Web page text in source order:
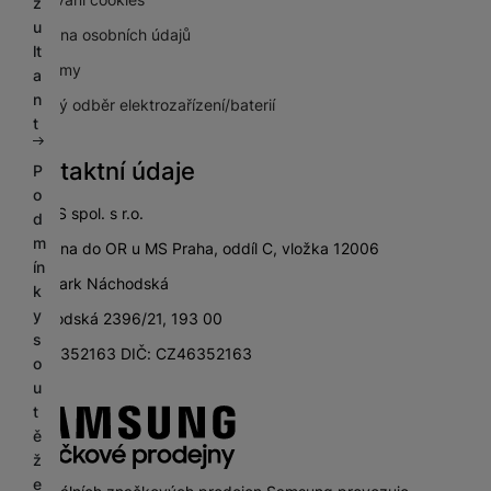
u
lt
a
n
t
P
o
d
m
ín
k
y
s
o
u
t
ě
ž
e
Ochrana osobních údajů
Pro firmy
Zpětný odběr elektrozařízení/baterií
Kontaktní údaje
SETOS spol. s r.o.
zapsána do OR u MS Praha, oddíl C, vložka 12006
City Park Náchodská
Náchodská 2396/21, 193 00
IČ: 46352163 DIČ: CZ46352163